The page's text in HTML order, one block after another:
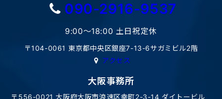
090-2916-9537
9:00〜18:00 土日祝定休
〒104-0061 東京都中央区銀座7-13-6サガミビル2階
アクセス
大阪事務所
〒556-0021 大阪府大阪市浪速区幸町2-3-14 ダイトービル